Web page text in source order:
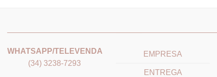
WHATSAPP/TELEVENDA
(34) 3238-7293
EMPRESA
ENTREGA